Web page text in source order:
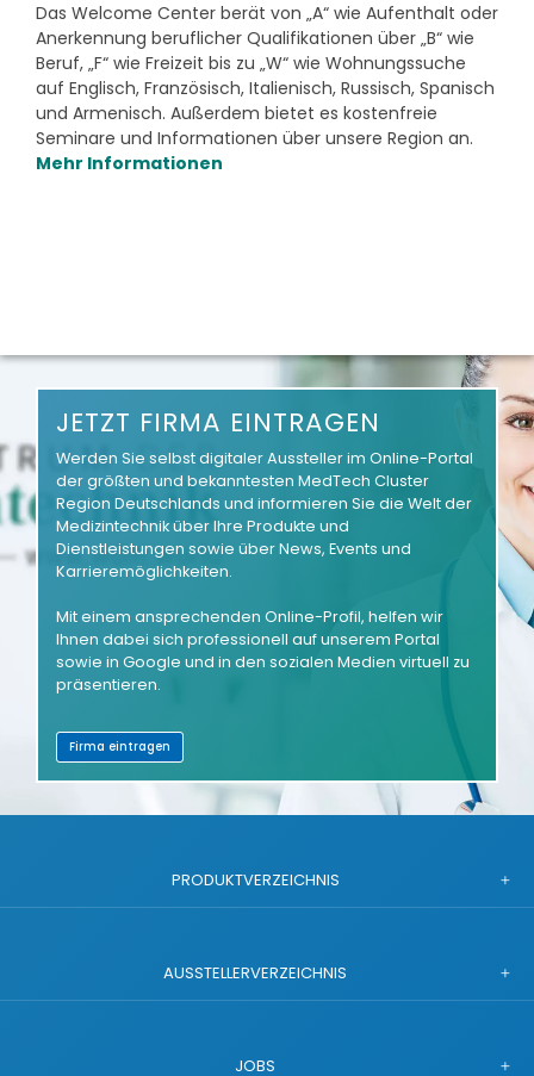
Das Welcome Center berät von „A“ wie Aufenthalt oder
Anerkennung beruflicher Qualifikationen über „B“ wie
Beruf, „F“ wie Freizeit bis zu „W“ wie Wohnungssuche
auf Englisch, Französisch, Italienisch, Russisch, Spanisch
und Armenisch. Außerdem bietet es kostenfreie
Seminare und Informationen über unsere Region an.
Mehr Informationen
JETZT FIRMA EINTRAGEN
Werden Sie selbst digitaler Aussteller im Online-Portal
der größten und bekanntesten MedTech Cluster
Region Deutschlands und informieren Sie die Welt der
Medizintechnik über Ihre Produkte und
Dienstleistungen sowie über News, Events und
Karrieremöglichkeiten.
Mit einem ansprechenden Online-Profil, helfen wir
Ihnen dabei sich professionell auf unserem Portal
sowie in Google und in den sozialen Medien virtuell zu
präsentieren.
Firma eintragen
PRODUKTVERZEICHNIS
AUSSTELLERVERZEICHNIS
JOBS